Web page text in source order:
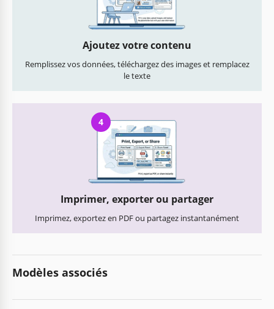
Ajoutez votre contenu
Remplissez vos données, téléchargez des images et remplacez
le texte
4
Imprimer, exporter ou partager
Imprimez, exportez en PDF ou partagez instantanément
Modèles associés